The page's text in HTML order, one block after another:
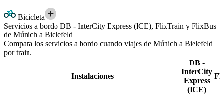
Bicicleta
Servicios a bordo DB - InterCity Express (ICE), FlixTrain y FlixBus
de Múnich a Bielefeld
Compara los servicios a bordo cuando viajes de Múnich a Bielefeld
por train.
Instalaciones
DB -
InterCity
Express
(ICE)